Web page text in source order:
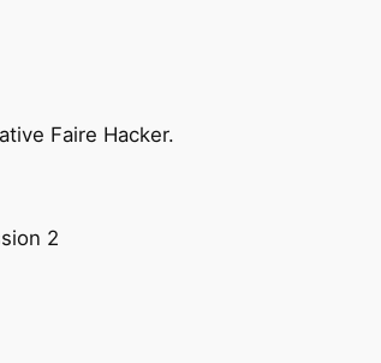
Faire Hacker.
2